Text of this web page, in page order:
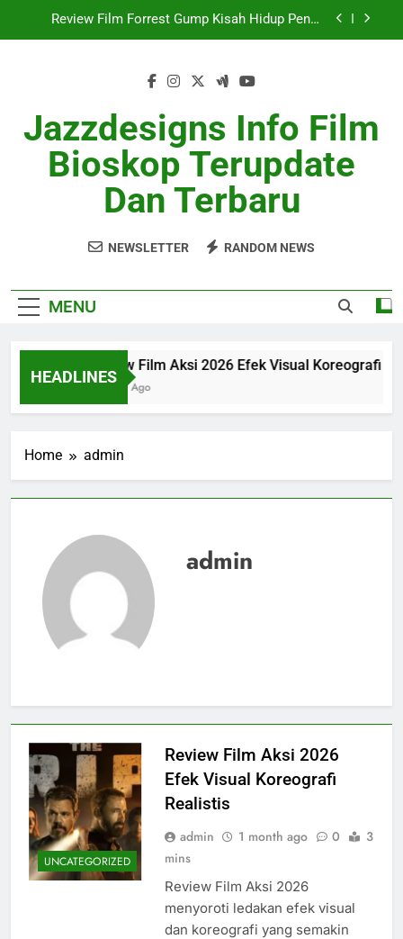
Review Film SciFi Modern Dengan Cerita Masa
Depan
Realistis
Review Film Forrest Gump Kisah Hidup Penuh
Makna
Review Film SciFi Modern Dengan Cerita Masa
Depan
Jazzdesigns Info Film
Bioskop Terupdate
Dan Terbaru
NEWSLETTER RANDOM NEWS
MENU
HEADLINES
Review Film Aksi 2026 Efek Visual Koreografi
1 Month Ago
Home admin
admin
UNCATEGORIZED
Review Film Aksi 2026
Efek Visual Koreografi
Realistis
admin 1 month ago 0
3
mins
Review Film Aksi 2026
menyoroti ledakan efek visual
dan koreografi yang semakin